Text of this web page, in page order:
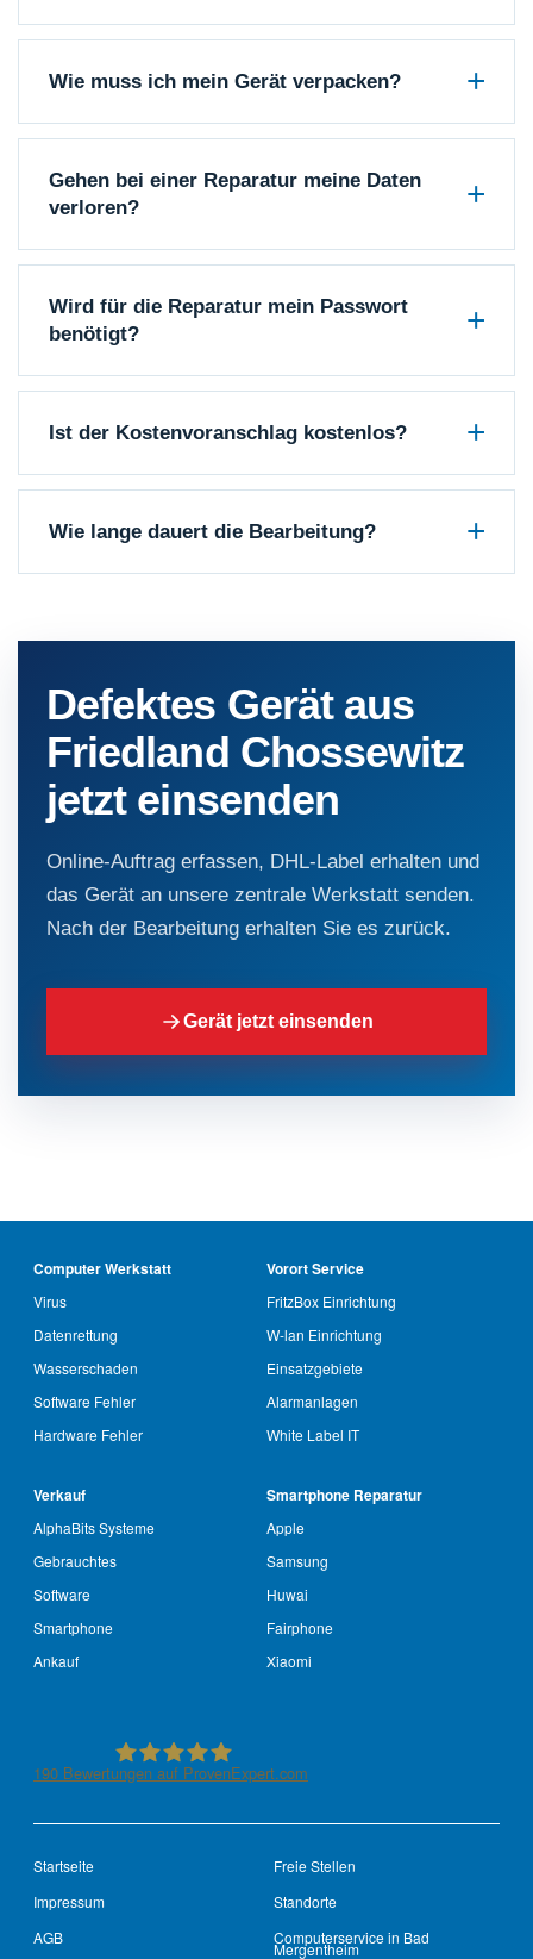
Wie muss ich mein Gerät verpacken?
Gehen bei einer Reparatur meine Daten
verloren?
Wird für die Reparatur mein Passwort
benötigt?
Ist der Kostenvoranschlag kostenlos?
Wie lange dauert die Bearbeitung?
Defektes Gerät aus
Friedland Chossewitz
jetzt einsenden
Online-Auftrag erfassen, DHL-Label erhalten und
das Gerät an unsere zentrale Werkstatt senden.
Nach der Bearbeitung erhalten Sie es zurück.
Gerät jetzt einsenden
Computer Werkstatt
Virus
Datenrettung
Wasserschaden
Software Fehler
Hardware Fehler
Vorort Service
FritzBox Einrichtung
W-lan Einrichtung
Einsatzgebiete
Alarmanlagen
White Label IT
Verkauf
AlphaBits Systeme
Gebrauchtes
Software
Smartphone
Ankauf
Smartphone Reparatur
Apple
Samsung
Huwai
Fairphone
Xiaomi
See-IT-Service
190 Bewertungen auf ProvenExpert.com
Startseite
Impressum
AGB
Freie Stellen
Standorte
Computerservice in Bad
Mergentheim